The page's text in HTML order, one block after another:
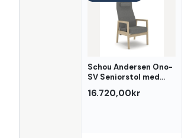
Schou Andersen Ono-
SV Seniorstol med
16.720,00kr